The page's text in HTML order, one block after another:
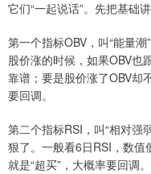
它们“一起说话”。先把基础
第一个指标OBV，叫“能量潮
股价涨的时候，如果OBV也
靠谱；要是股价涨了OBV却
要回调。
第二个指标RSI，叫“相对强
狠了。一般看6日RSI，数值
就是“超买”，大概率要回调。